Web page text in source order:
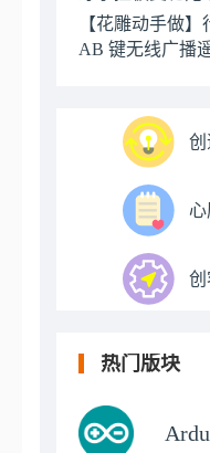
【花雕动手做
AB 键无线广播
创
创
热门版块